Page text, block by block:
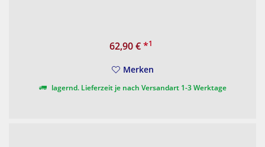
62,90 €*1
Merken
lagernd. Lieferzeit je nach Versandart 1-3 Werktage